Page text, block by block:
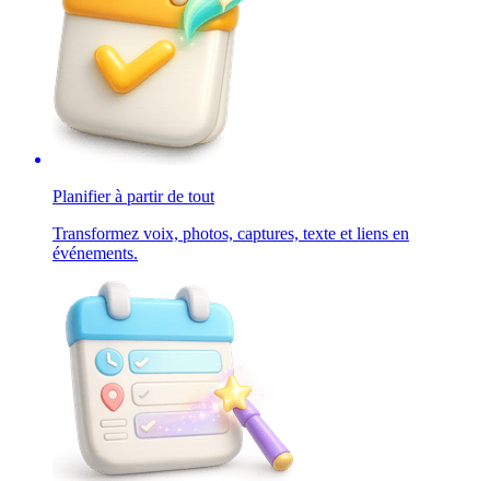
Planifier à partir de tout
Transformez voix, photos, captures, texte et liens en
événements.